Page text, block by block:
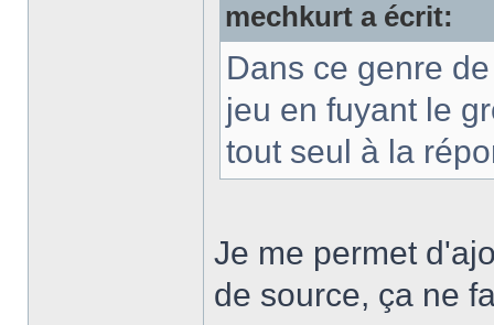
mechkurt a écrit:
Dans ce genre
jeu en fuyant le
tout seul à la
Je me permet
de source, ça ne